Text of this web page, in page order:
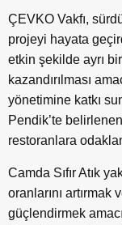
ÇEVKO Vakfı,
projeyi hayata
etkin şekilde ayrı
kazandırılması
yönetimine katkı
Pendik’te
restoranlara
Camda Sıfır Atık
oranlarını
güçlendirmek